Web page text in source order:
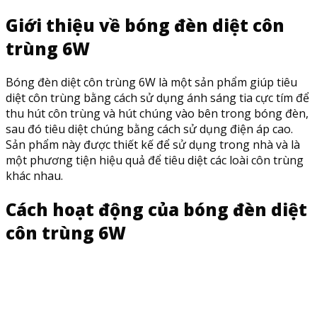
Giới thiệu về bóng đèn diệt côn
trùng 6W
Bóng đèn diệt côn trùng 6W là một sản phẩm giúp tiêu
diệt côn trùng bằng cách sử dụng ánh sáng tia cực tím để
thu hút côn trùng và hút chúng vào bên trong bóng đèn,
sau đó tiêu diệt chúng bằng cách sử dụng điện áp cao.
Sản phẩm này được thiết kế để sử dụng trong nhà và là
một phương tiện hiệu quả để tiêu diệt các loài côn trùng
khác nhau.
Cách hoạt động của bóng đèn diệt
côn trùng 6W